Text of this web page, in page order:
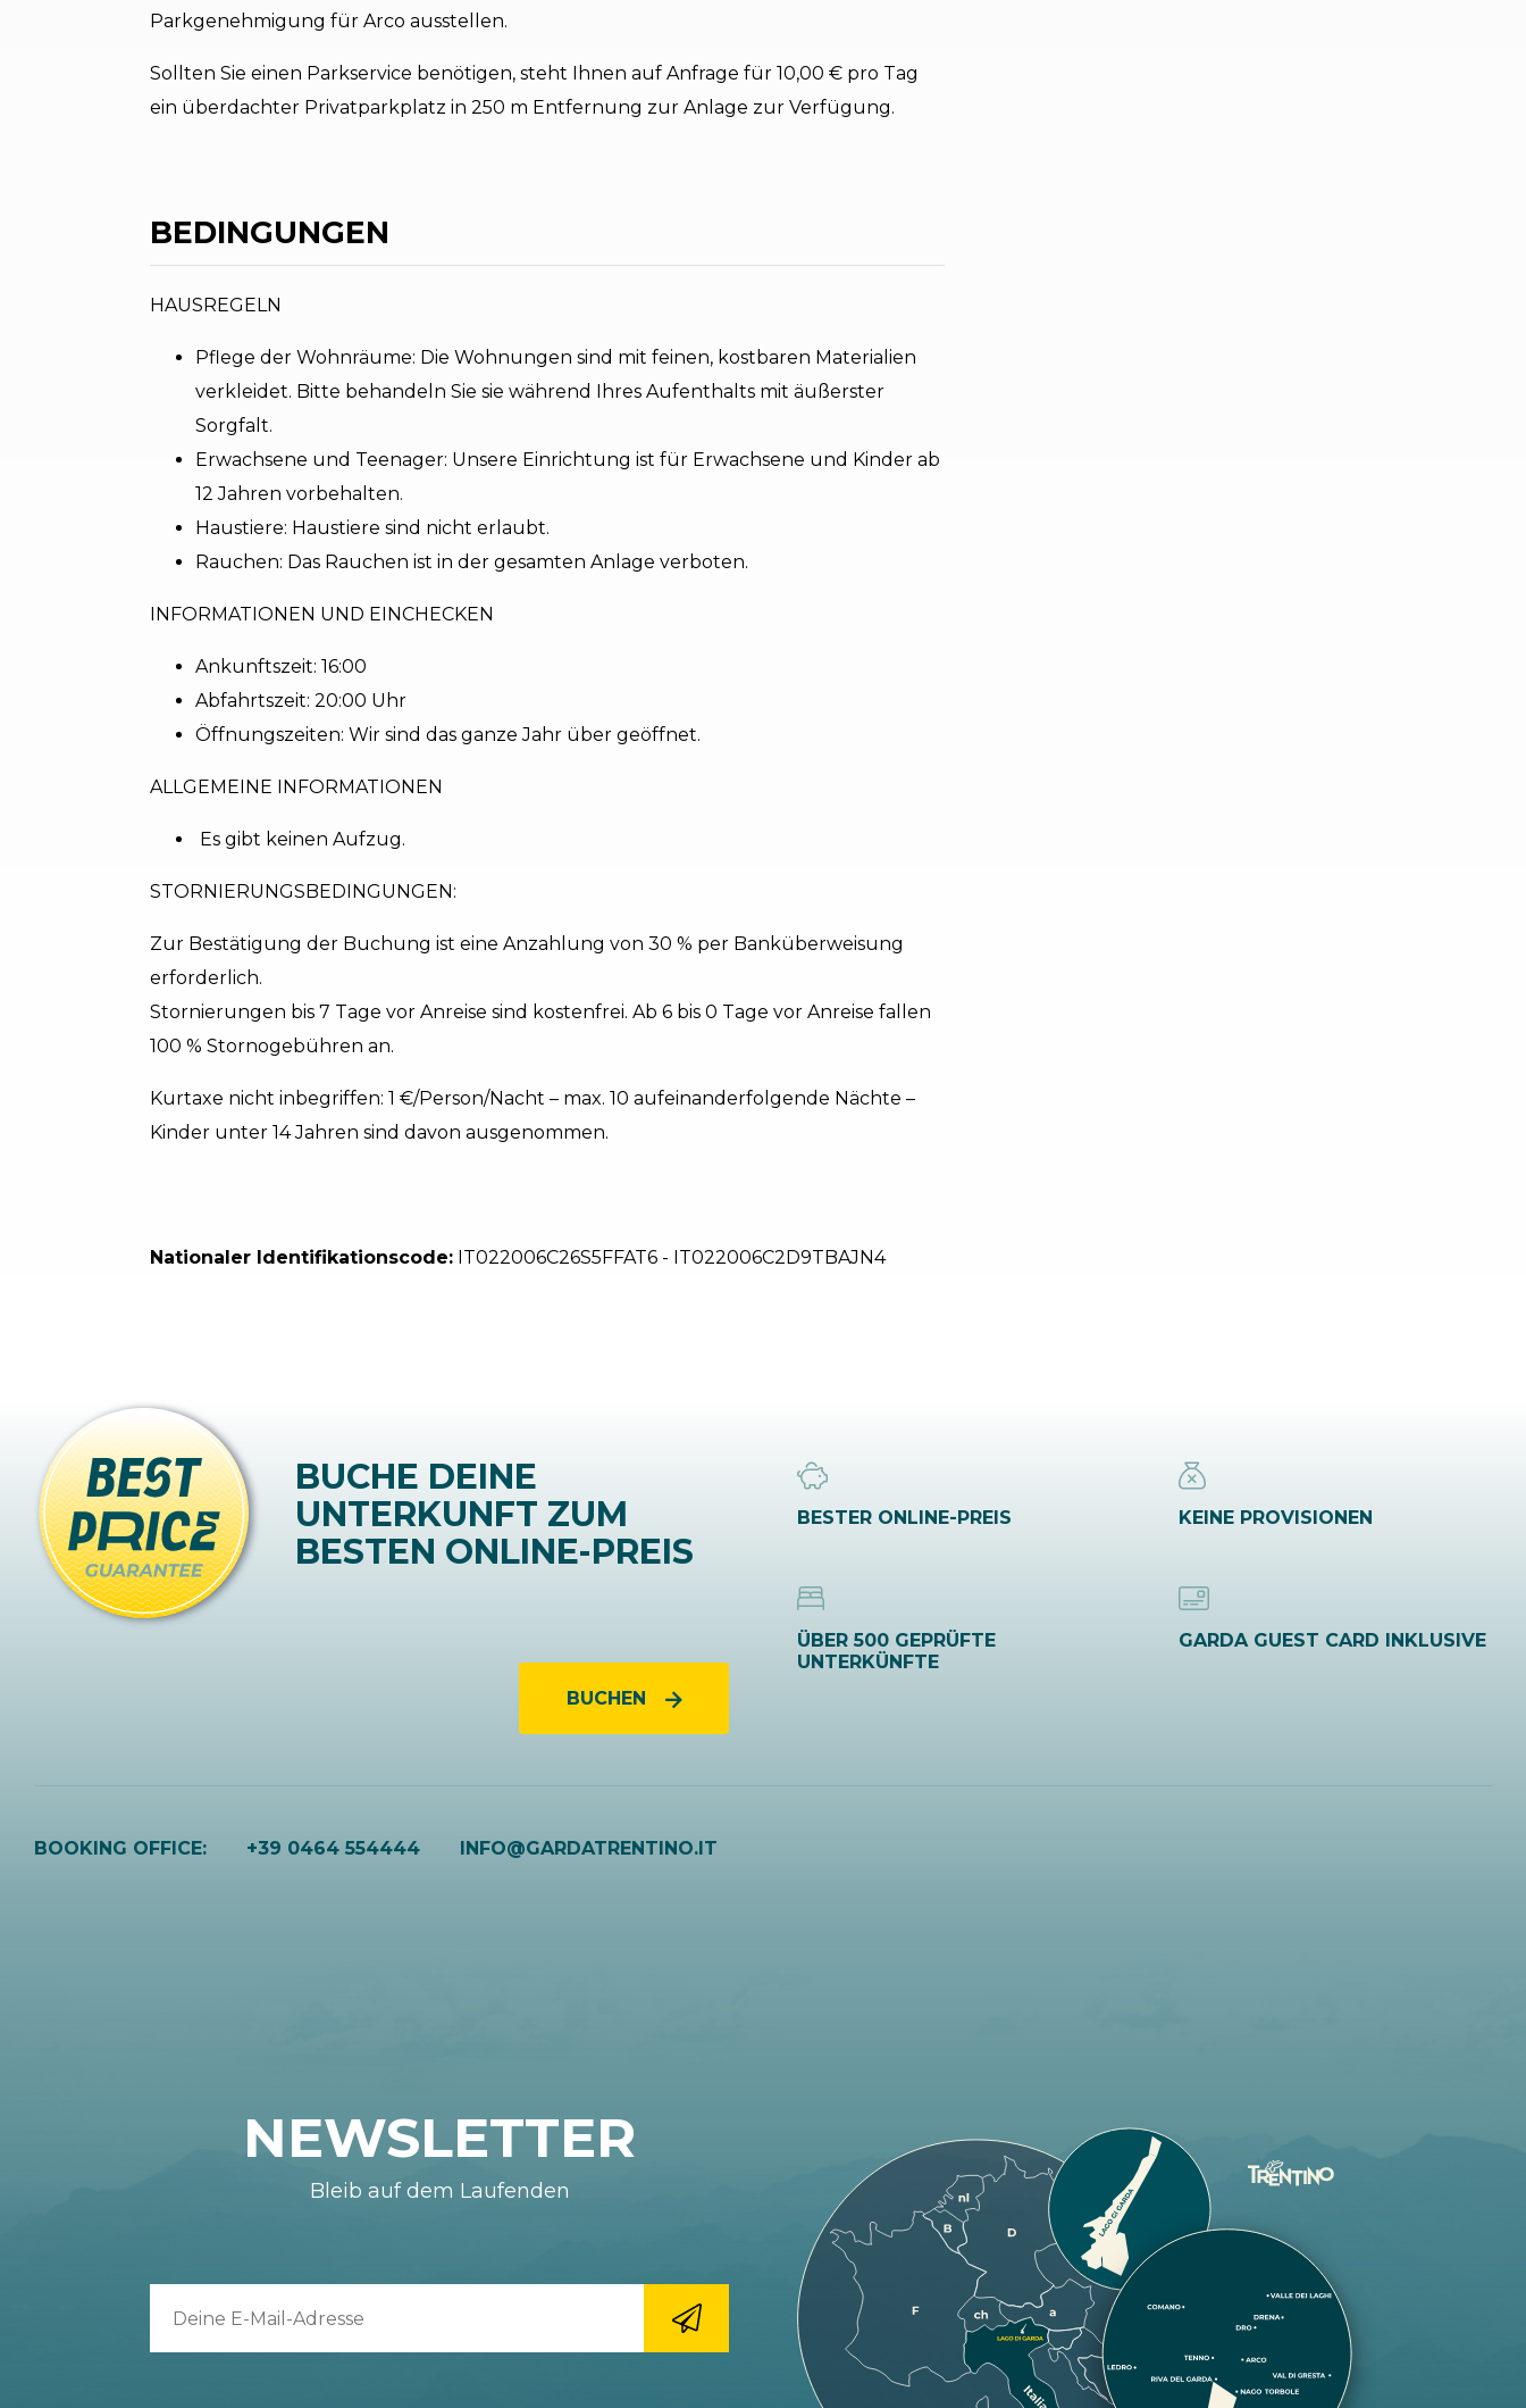
Parkgenehmigung für Arco ausstellen.
Sollten Sie einen Parkservice benötigen, steht Ihnen auf Anfrage für 10,00 € pro Tag
ein überdachter Privatparkplatz in 250 m Entfernung zur Anlage zur Verfügung.
BEDINGUNGEN
HAUSREGELN
Pflege der Wohnräume: Die Wohnungen sind mit feinen, kostbaren Materialien
verkleidet. Bitte behandeln Sie sie während Ihres Aufenthalts mit äußerster
Sorgfalt.
Erwachsene und Teenager: Unsere Einrichtung ist für Erwachsene und Kinder ab
12 Jahren vorbehalten.
Haustiere: Haustiere sind nicht erlaubt.
Rauchen: Das Rauchen ist in der gesamten Anlage verboten.
INFORMATIONEN UND EINCHECKEN
Ankunftszeit: 16:00
Abfahrtszeit: 20:00 Uhr
Öffnungszeiten: Wir sind das ganze Jahr über geöffnet.
ALLGEMEINE INFORMATIONEN
Es gibt keinen Aufzug.
STORNIERUNGSBEDINGUNGEN:
Zur Bestätigung der Buchung ist eine Anzahlung von 30 % per Banküberweisung
erforderlich.
Stornierungen bis 7 Tage vor Anreise sind kostenfrei. Ab 6 bis 0 Tage vor Anreise fallen
100 % Stornogebühren an.
Kurtaxe nicht inbegriffen: 1 €/Person/Nacht – max. 10 aufeinanderfolgende Nächte –
Kinder unter 14 Jahren sind davon ausgenommen.
Nationaler Identifikationscode: IT022006C26S5FFAT6 - IT022006C2D9TBAJN4
BUCHE DEINE
UNTERKUNFT ZUM
BESTEN ONLINE-PREIS
BUCHEN
BESTER ONLINE-PREIS KEINE PROVISIONEN
ÜBER 500 GEPRÜFTE
UNTERKÜNFTE
GARDA GUEST CARD INKLUSIVE
BOOKING OFFICE: +39 0464 554444 INFO@GARDATRENTINO.IT
NEWSLETTER
Bleib auf dem Laufenden